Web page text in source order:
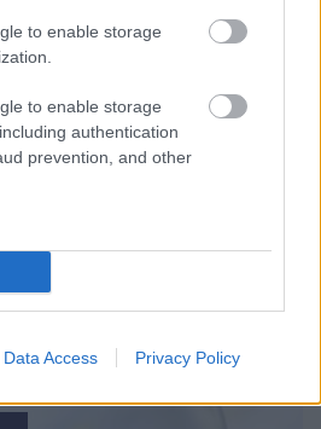
to enable storage
to enable storage
authentication
prevention, and other
Data Access Privacy Policy
vagyonával? Adóhatósági